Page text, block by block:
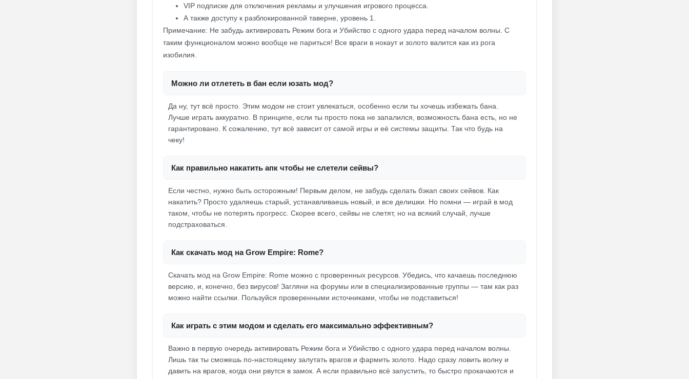
VIP подписке для отключения рекламы и улучшения игрового процесса.
А также доступу к разблокированной таверне, уровень 1.
Примечание: Не забудь активировать Режим бога и Убийство с одного удара перед началом волны. С
таким функционалом можно вообще не париться! Все враги в нокаут и золото валится как из рога
изобилия.
Можно ли отлететь в бан если юзать мод?
Да ну, тут всё просто. Этим модом не стоит увлекаться, особенно если ты хочешь избежать бана.
Лучше играть аккуратно. В принципе, если ты просто пока не запалился, возможность бана есть, но не
гарантировано. К сожалению, тут всё зависит от самой игры и её системы защиты. Так что будь на
чеку!
Как правильно накатить апк чтобы не слетели сейвы?
Если честно, нужно быть осторожным! Первым делом, не забудь сделать бэкап своих сейвов. Как
накатить? Просто удаляешь старый, устанавливаешь новый, и все делишки. Но помни — играй в мод
таком, чтобы не потерять прогресс. Скорее всего, сейвы не слетят, но на всякий случай, лучше
подстраховаться.
Как скачать мод на Grow Empire: Rome?
Скачать мод на Grow Empire: Rome можно с проверенных ресурсов. Убедись, что качаешь последнюю
версию, и, конечно, без вирусов! Загляни на форумы или в специализированные группы — там как раз
можно найти ссылки. Пользуйся проверенными источниками, чтобы не подставиться!
Как играть с этим модом и сделать его максимально эффективным?
Важно в первую очередь активировать Режим бога и Убийство с одного удара перед началом волны.
Лишь так ты сможешь по-настоящему залутать врагов и фармить золото. Надо сразу ловить волну и
давить на врагов, когда они рвутся в замок. А если правильно всё запустить, то быстро прокачаются и